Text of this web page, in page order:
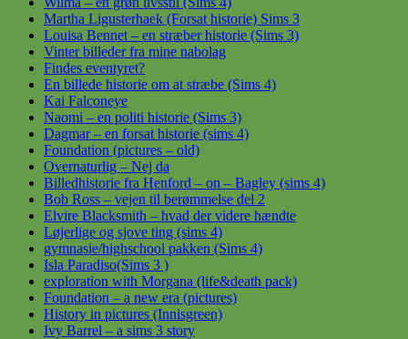
Martha Ligusterhaek (Forsat historie) Sims 3
Louisa Bennet – en stræber historie (Sims 3)
Vinter billeder fra mine nabolag
Findes eventyret?
En billede historie om at stræbe (Sims 4)
Kai Falconeye
Naomi – en politi historie (Sims 3)
Dagmar – en forsat historie (sims 4)
Foundation (pictures – old)
Overnaturlig – Nej da
Billedhistorie fra Henford – on – Bagley (sims 4)
Bob Ross – vejen til berømmelse del 2
Elvire Blacksmith – hvad der videre hændte
Løjerlige og sjove ting (sims 4)
gymnasie/highschool pakken (Sims 4)
Isla Paradiso(Sims 3 )
exploration with Morgana (life&death pack)
Foundation – a new era (pictures)
History in pictures (Innisgreen)
Ivy Barrel – a sims 3 story